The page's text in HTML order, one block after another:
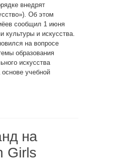
внедрят
Об этом
сообщил 1 июня
культуры и искусства.
на вопросе
образования
искусства
учебной
на
Girls